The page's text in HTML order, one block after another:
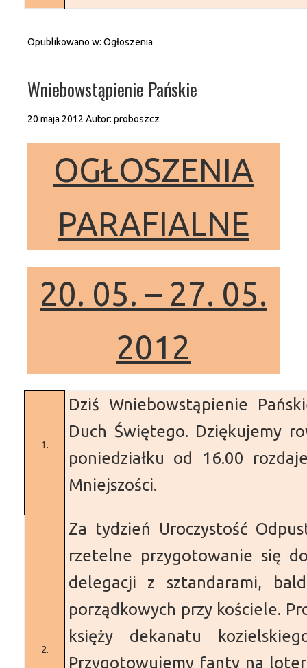
Opublikowano w: Ogłoszenia
Wniebowstąpienie Pańskie
20 maja 2012 Autor: proboszcz
OGŁOSZENIA
PARAFIALNE
20. 05. – 27. 05.
2012
1.
Dziś Wniebowstąpienie
Duch Świętego. Dziękujemy
poniedziałku od 16.00
Mniejszości.
2.
Za tydzień Uroczystość
rzetelne przygotowanie się
delegacji z sztandarami,
porządkowych przy kościele.
księży dekanatu
Przygotowujemy fanty na